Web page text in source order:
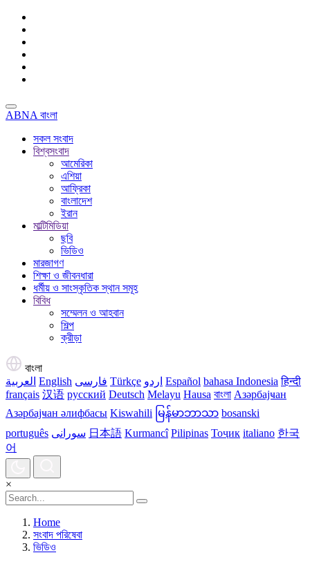
ABNA বাংলা
সকল সংবাদ
বিশ্বসংবাদ
আমেরিকা
এশিয়া
আফ্রিকা
বাংলাদেশ
ইরান
মাল্টিমিডিয়া
ছবি
ভিডিও
মারজাগণ
শিক্ষা ও জীবনধারা
ধর্মীয় ও সাংস্কৃতিক স্থান সমূহ
বিবিধ
সম্মেলন ও আহবান
শিল্প
ক্রীড়া
বাংলা
العربية English فارسی Türkçe اردو Español bahasa Indonesia हिन्दी
français 汉语 русский Deutsch Melayu Hausa বাংলা Азәрбајҹан
Азәрбајҹан әлифбасы Kiswahili မြန်မာဘာသာ bosanski
português سورانی 日本語 Kurmancî Pilipinas Тоҷик italiano 한국
어
×
Home
সংবাদ পরিষেবা
ভিডিও